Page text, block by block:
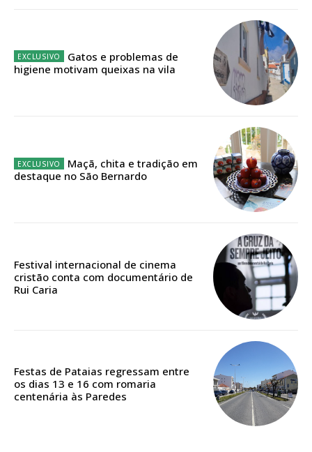
12 meses
Acesso aos conteúdos Exclusivos para
16€
12 meses
Gatos e problemas de
higiene motivam queixas na vila
Maçã, chita e tradição em
destaque no São Bernardo
Festival internacional de cinema
cristão conta com documentário de
Rui Caria
Festas de Pataias regressam entre
os dias 13 e 16 com romaria
centenária às Paredes